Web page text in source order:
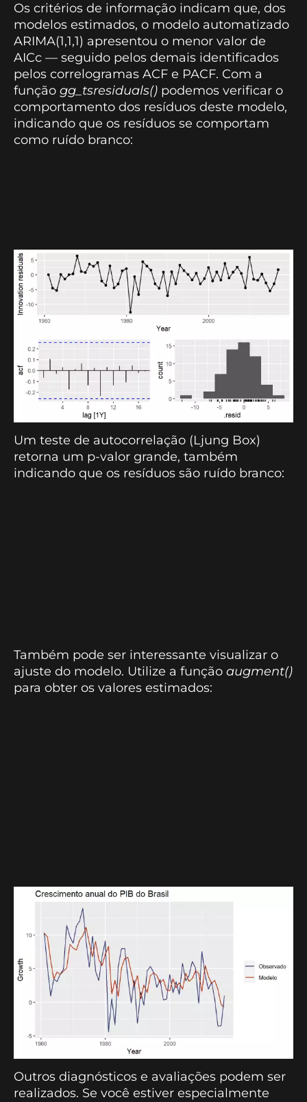
Os critérios de informação indicam que, dos
modelos estimados, o modelo automatizado
ARIMA(1,1,1) apresentou o menor valor de
AICc — seguido pelos demais identificados
pelos correlogramas ACF e PACF. Com a
função gg_tsresiduals() podemos verificar o
comportamento dos resíduos deste modelo,
indicando que os resíduos se comportam
como ruído branco:
Um teste de autocorrelação (Ljung Box)
retorna um p-valor grande, também
indicando que os resíduos são ruído branco:
Também pode ser interessante visualizar o
ajuste do modelo. Utilize a função augment()
para obter os valores estimados:
Outros diagnósticos e avaliações podem ser
realizados. Se você estiver especialmente